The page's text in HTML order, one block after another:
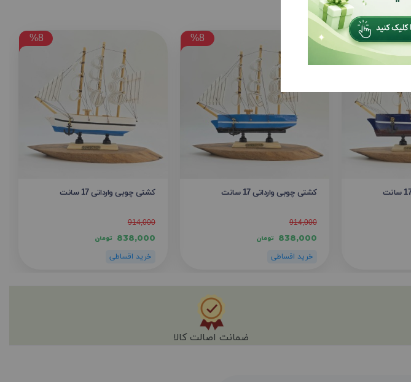
%8
%8
کشتی چوبی وارداتی 17 سانت
914,000
838,000 تومان
%8
کشتی چوبی وارداتی 17 سانت
914,000
838,000 تومان
ضمانت اصالت کالا